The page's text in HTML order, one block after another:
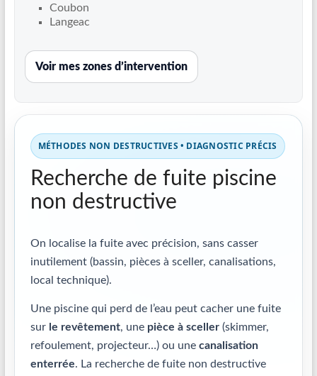
canalisations
Coubon
Langeac
Voir mes zones d’intervention
MÉTHODES NON DESTRUCTIVES • DIAGNOSTIC PRÉCIS
Recherche de fuite piscine
non destructive
On localise la fuite avec précision, sans casser
inutilement (bassin, pièces à sceller, canalisations,
local technique).
Une piscine qui perd de l’eau peut cacher une fuite
sur le revêtement, une pièce à sceller(skimmer,
refoulement, projecteur…) ou une canalisation
enterrée. La recherche de fuite non destructive